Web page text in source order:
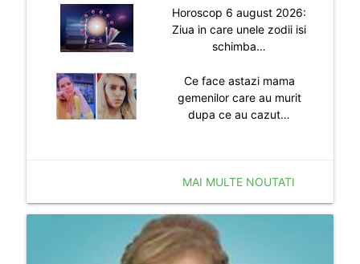
Horoscop 6 august 2026:
Ziua in care unele zodii isi
schimba…
Ce face astazi mama
gemenilor care au murit
dupa ce au cazut…
MAI MULTE NOUTATI